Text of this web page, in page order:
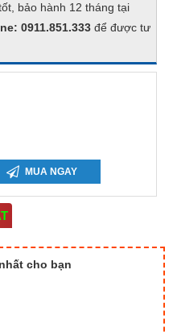
bảo hành 12 tháng tại
0911.851.333 để được tư
MUA NGAY
cho bạn